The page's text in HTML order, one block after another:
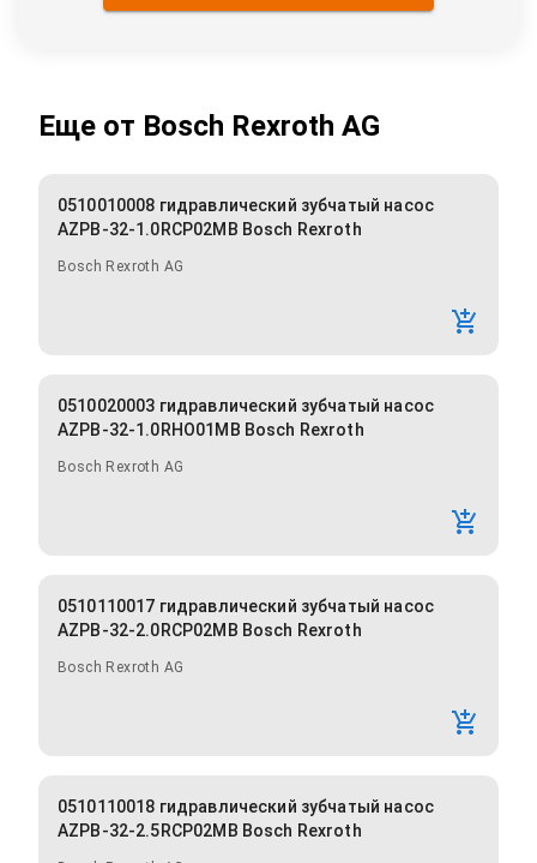
Еще от Bosch Rexroth AG
0510010008 гидравлический зубчатый насос
AZPB-32-1.0RCP02MB Bosch Rexroth
Bosch Rexroth AG
0510020003 гидравлический зубчатый насос
AZPB-32-1.0RHO01MB Bosch Rexroth
Bosch Rexroth AG
0510110017 гидравлический зубчатый насос
AZPB-32-2.0RCP02MB Bosch Rexroth
Bosch Rexroth AG
0510110018 гидравлический зубчатый насос
AZPB-32-2.5RCP02MB Bosch Rexroth